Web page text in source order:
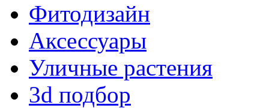
Фитодизайн
Аксессуары
Уличные растения
3d подбор